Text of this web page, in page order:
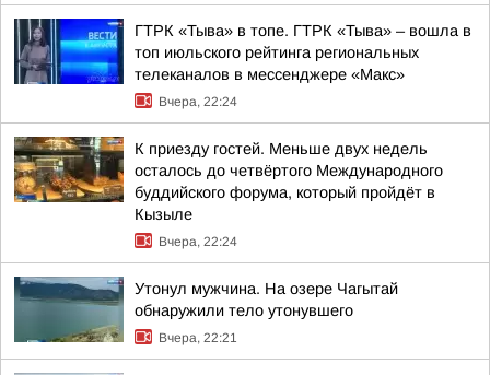
ГТРК «Тыва» в топе. ГТРК «Тыва» – вошла в
топ июльского рейтинга региональных
телеканалов в мессенджере «Макс»
Вчера, 22:24
К приезду гостей. Меньше двух недель
осталось до четвёртого Международного
буддийского форума, который пройдёт в
Кызыле
Вчера, 22:24
Утонул мужчина. На озере Чагытай
обнаружили тело утонувшего
Вчера, 22:21